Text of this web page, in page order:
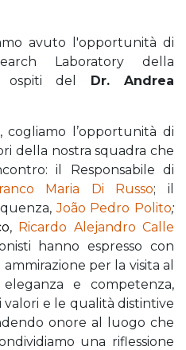
avuto l'opportunità di
Laboratory della
ospiti del
Dr. Andrea
cogliamo l’opportunità di
della nostra squadra che
il Responsabile di
Maria Di Russo; il
João Pedro Polito;
, Ricardo Alejandro Calle
hanno espresso con
per la visita al
e competenza,
e le qualità distintive
onore al luogo che
una riflessione